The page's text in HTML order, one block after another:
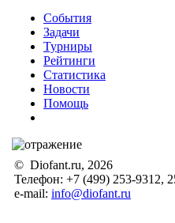
События
Задачи
Турниры
Рейтинги
Статистика
Новости
Помощь
© Diofant.ru, 2026
Телефон: +7 (499) 253-9312,
e-mail: info@diofant.ru